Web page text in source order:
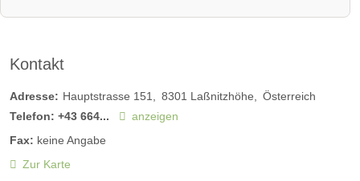
Kontakt
Adresse: Hauptstrasse 151 8301 Laßnitzhöhe
Österreich
Telefon: +43 664...
anzeigen
Fax: keine Angabe
Zur Karte